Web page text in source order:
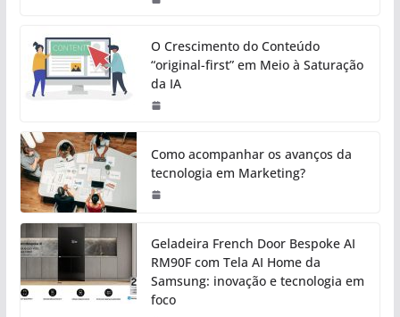
O Crescimento do Conteúdo
“original-first” em Meio à Saturação
da IA
Como acompanhar os avanços da
tecnologia em Marketing?
Geladeira French Door Bespoke AI
RM90F com Tela AI Home da
Samsung: inovação e tecnologia em
foco